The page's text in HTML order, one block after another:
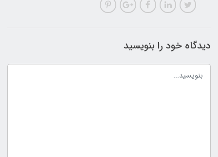
دیدگاه خود را بنویسید